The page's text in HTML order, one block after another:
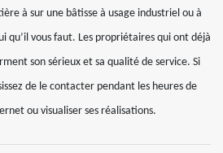
à sur une bâtisse à usage industriel ou à
qu’il vous faut. Les propriétaires qui ont déjà
son sérieux et sa qualité de service. Si
de le contacter pendant les heures de
ou visualiser ses réalisations.